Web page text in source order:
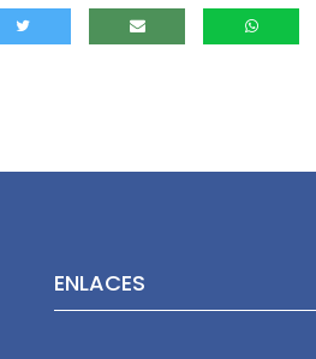
ENLACES